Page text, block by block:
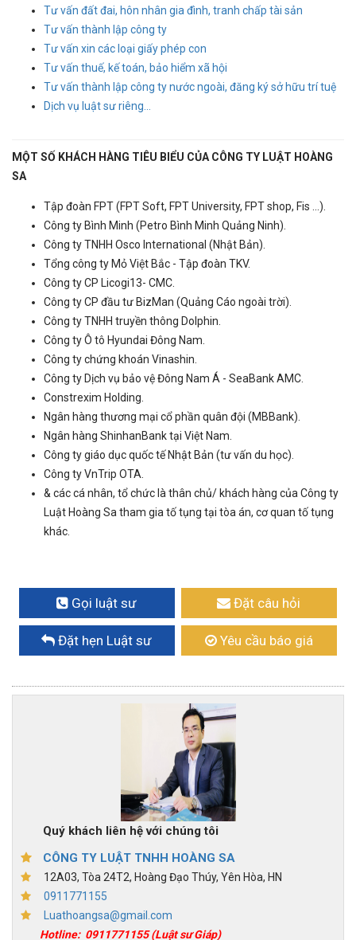
Tư vấn đất đai, hôn nhân gia đình, tranh chấp tài sản
Tư vấn thành lập công ty
Tư vấn xin các loại giấy phép con
Tư vấn thuế, kế toán, bảo hiểm xã hội
Tư vấn thành lập công ty nước ngoài, đăng ký sở hữu trí tuệ
Dịch vụ luật sư riêng...
MỘT SỐ KHÁCH HÀNG TIÊU BIỂU CỦA CÔNG TY LUẬT HOÀNG
SA
Tập đoàn FPT (FPT Soft, FPT University, FPT shop, Fis ...).
Công ty Bình Minh (Petro Bình Minh Quảng Ninh).
Công ty TNHH Osco International (Nhật Bản).
Tổng công ty Mỏ Việt Bắc - Tập đoàn TKV.
Công ty CP Licogi13- CMC.
Công ty CP đầu tư BizMan (Quảng Cáo ngoài trời).
Công ty TNHH truyền thông Dolphin.
Công ty Ô tô Hyundai Đông Nam.
Công ty chứng khoán Vinashin.
Công ty Dịch vụ bảo vệ Đông Nam Á - SeaBank AMC.
Constrexim Holding.
Ngân hàng thương mại cổ phần quân đội (MBBank).
Ngân hàng ShinhanBank tại Việt Nam.
Công ty giáo dục quốc tế Nhật Bản (tư vấn du học).
Công ty VnTrip OTA.
& các cá nhân, tổ chức là thân chủ/ khách hàng của Công ty
Luật Hoàng Sa tham gia tố tụng tại tòa án, cơ quan tố tụng
khác.
Gọi luật sư Đặt câu hỏi
Đặt hẹn Luật sư Yêu cầu báo giá
Quý khách liên hệ với chúng tôi
CÔNG TY LUẬT TNHH HOÀNG SA
12A03, Tòa 24T2, Hoàng Đạo Thúy, Yên Hòa, HN
0911771155
Luathoangsa@gmail.com
Hotline: 0911771155(Luật sư Giáp)